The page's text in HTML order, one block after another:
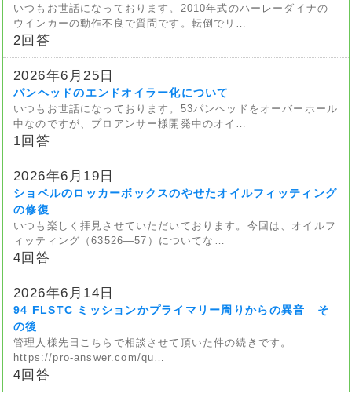
いつもお世話になっております。2010年式のハーレーダイナの
ウインカーの動作不良で質問です。転倒でリ…
2回答
2026年6月25日
パンヘッドのエンドオイラー化について
いつもお世話になっております。53パンヘッドをオーバーホール
中なのですが、プロアンサー様開発中のオイ…
1回答
2026年6月19日
ショベルのロッカーボックスのやせたオイルフィッティング
の修復
いつも楽しく拝見させていただいております。今回は、オイルフ
ィッティング（63526—57）についてな…
4回答
2026年6月14日
94 FLSTC ミッションかプライマリー周りからの異音 そ
の後
管理人様先日こちらで相談させて頂いた件の続きです。
https://pro-answer.com/qu…
4回答